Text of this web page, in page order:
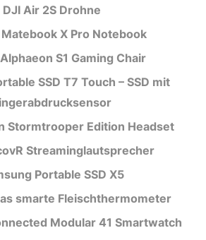
DJI Air 2S Drohne
X Pro Notebook
S1 Gaming Chair
SSD T7 Touch – SSD mit
Stormtrooper Edition Headset
Streaminglautsprecher
Portable SSD X5
smarte Fleischthermometer
Modular 41 Smartwatch